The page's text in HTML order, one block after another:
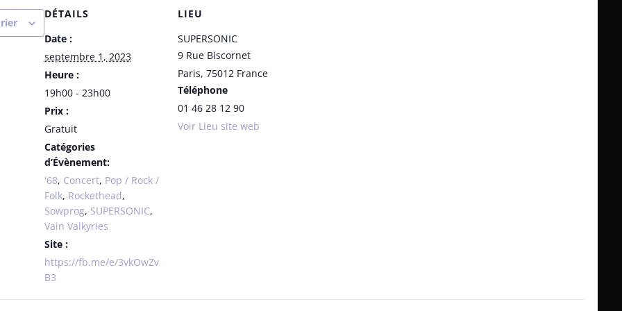
DÉTAILS
Date :
septembre 1, 2023
Heure :
19h00 - 23h00
Prix :
Gratuit
Catégories
d’Évènement:
'68, Concert, Pop / Rock /
Folk, Rockethead,
Sowprog, SUPERSONIC,
Vain Valkyries
Site :
https://fb.me/e/3vkOwZv
B3
LIEU
SUPERSONIC
9 Rue Biscornet
Paris, 75012 France
Téléphone
01 46 28 12 90
Voir Lieu site web